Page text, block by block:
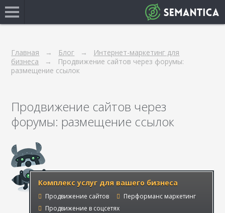
Главная Блог
Интернет-маркетинг для
бизнеса
Продвижение сайтов через форумы:
размещение ссылок
Продвижение сайтов через
форумы: размещение ссылок
Комплекс услуг для вашего бизнеса
Продвижение сайтов
Перформанс маркетинг
Продвижение в соцсетях